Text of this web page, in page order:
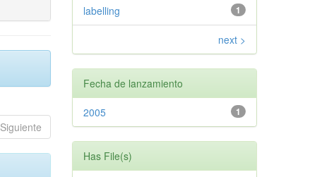
Siguiente
1
labelling
next >
Fecha de lanzamiento
1
2005
Has File(s)